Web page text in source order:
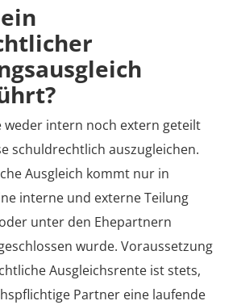
weder intern noch extern geteilt
schuldrechtlich auszugleichen.
Ausgleich kommt nur in
interne und externe Teilung
unter den Ehepartnern
wurde. Voraussetzung
Ausgleichsrente ist stets,
Partner eine laufende